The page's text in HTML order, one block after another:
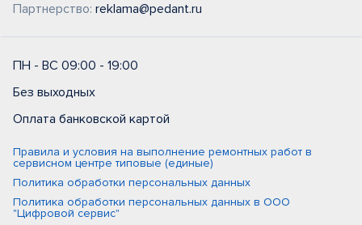
Партнерство: reklama@pedant.ru
ПН - ВС 09:00 - 19:00
Без выходных
Оплата банковской картой
Правила и условия на выполнение ремонтных работ в
сервисном центре типовые (единые)
Политика обработки персональных данных
Политика обработки персональных данных в ООО
"Цифровой сервис"